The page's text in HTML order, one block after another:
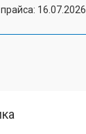
16.07.2026